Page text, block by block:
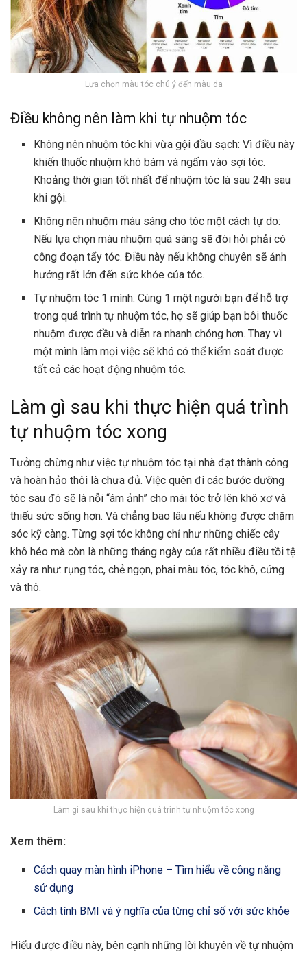
Lựa chọn màu tóc chú ý đến màu da
Điều không nên làm khi tự nhuộm tóc
Không nên nhuộm tóc khi vừa gội đầu sạch: Vì điều này
khiến thuốc nhuộm khó bám và ngấm vào sợi tóc.
Khoảng thời gian tốt nhất để nhuộm tóc là sau 24h sau
khi gội.
Không nên nhuộm màu sáng cho tóc một cách tự do:
Nếu lựa chọn màu nhuộm quá sáng sẽ đòi hỏi phải có
công đoạn tẩy tóc. Điều này nếu không chuyên sẽ ảnh
hưởng rất lớn đến sức khỏe của tóc.
Tự nhuộm tóc 1 mình: Cùng 1 một người bạn để hỗ trợ
trong quá trình tự nhuộm tóc, họ sẽ giúp bạn bôi thuốc
nhuộm được đều và diễn ra nhanh chóng hơn. Thay vì
một mình làm mọi việc sẽ khó có thể kiểm soát được
tất cả các hoạt động nhuộm tóc.
Làm gì sau khi thực hiện quá trình
tự nhuộm tóc xong
Tưởng chừng như việc tự nhuộm tóc tại nhà đạt thành công
và hoàn hảo thôi là chưa đủ. Việc quên đi các bước dưỡng
tóc sau đó sẽ là nỗi “ám ảnh” cho mái tóc trở lên khô xơ và
thiếu sức sống hơn. Và chẳng bao lâu nếu không được chăm
sóc kỹ càng. Từng sợi tóc không chỉ như những chiếc cây
khô héo mà còn là những tháng ngày của rất nhiều điều tồi tệ
xảy ra như: rụng tóc, chẻ ngọn, phai màu tóc, tóc khô, cứng
và thô.
Làm gì sau khi thực hiện quá trình tự nhuộm tóc xong
Xem thêm:
Cách quay màn hình iPhone – Tìm hiểu về công năng
sử dụng
Cách tính BMI và ý nghĩa của từng chỉ số với sức khỏe
Hiểu được điều này, bên cạnh những lời khuyên về tự nhuộm